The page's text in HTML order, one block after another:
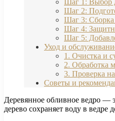
Шаг 1: Выбор
Шаг 2:
Шаг 3: Сборка
Шаг 4:
Шаг 5:
Уход и
1. Очистка и
2. Обработка
3. Проверка
Советы и
Деревянное обливное ведро —
дерево сохраняет воду в